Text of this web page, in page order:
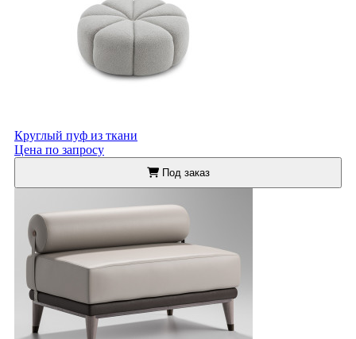
Круглый пуф из ткани
Цена по запросу
Под заказ